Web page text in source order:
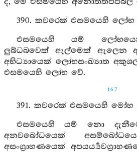
390. කවරෙක් එසමයෙහි
එසමයෙහි යම්
ලුබ්ධබවෙක් ඇල්මෙක් ඇලෙන
අභිධ්‍යායෙක් ලෝභසංඛ්‍යාත
එසමයෙහි ලෝභ වේ.
167
391. කවරෙක් එසමයෙහි මෝහ
එසමයෙහි යම් නො
අනවබෝධයෙක්
අසංග්‍රාහණයෙක්